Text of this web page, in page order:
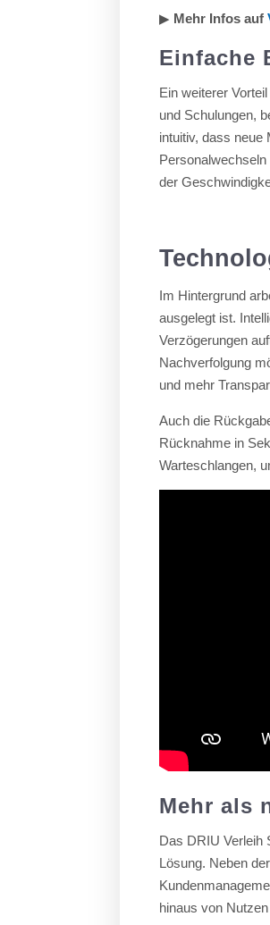
▶︎ Mehr Infos auf
Einfache
Ein weiterer
und Schulungen,
intuitiv, dass neue
der
Im Hintergrund
ausgelegt ist.
Verzögerungen
Nachverfolgung
und mehr
Auch die
Rücknahme in
Warteschlangen,
Mehr als
Das DRIU Verleih
Lösung. Neben
hinaus von